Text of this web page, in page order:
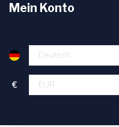
Mein Konto
€